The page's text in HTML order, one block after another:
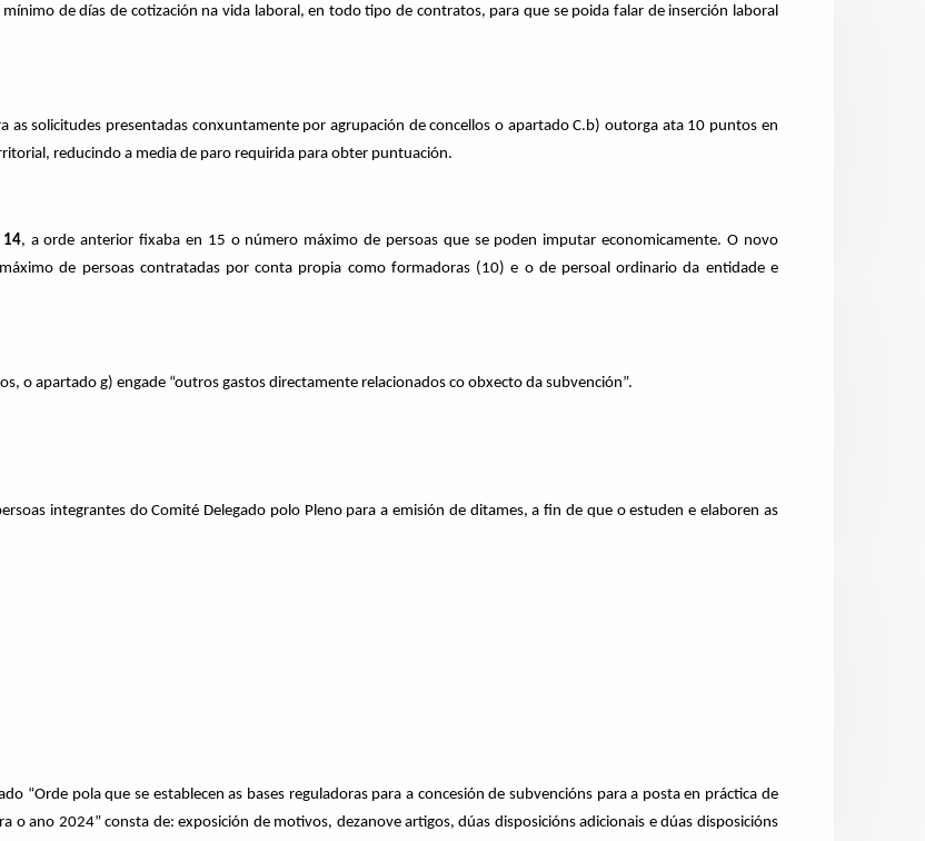
de días de cotización na vida laboral, en todo tipo de contratos, para que se poida falar de inserción laboral
as solicitudes presentadas conxuntamente por agrupación de concellos o apartado C.b) outorga ata 10 puntos en
reducindo a media de paro requirida para obter puntuación.
14, a orde anterior fixaba en 15 o número máximo de persoas que se poden imputar economicamente. O novo
de persoas contratadas por conta propia como formadoras (10) e o de persoal ordinario da entidade e
o apartado g) engade “outros gastos directamente relacionados co obxecto da subvención”.
integrantes do Comité Delegado polo Pleno para a emisión de ditames, a fin de que o estuden e elaboren as
pola que se establecen as bases reguladoras para a concesión de subvencións para a posta en práctica de
o ano 2024” consta de: exposición de motivos, dezanove artigos, dúas disposicións adicionais e dúas disposicións